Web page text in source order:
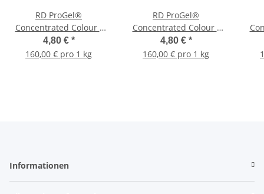
RD ProGel®
Concentrated Colour -
Baby Blue
4,80 € *
160,00 € pro 1 kg
RD ProGel®
Concentrated Colour -
Black
4,80 € *
160,00 € pro 1 kg
Informationen